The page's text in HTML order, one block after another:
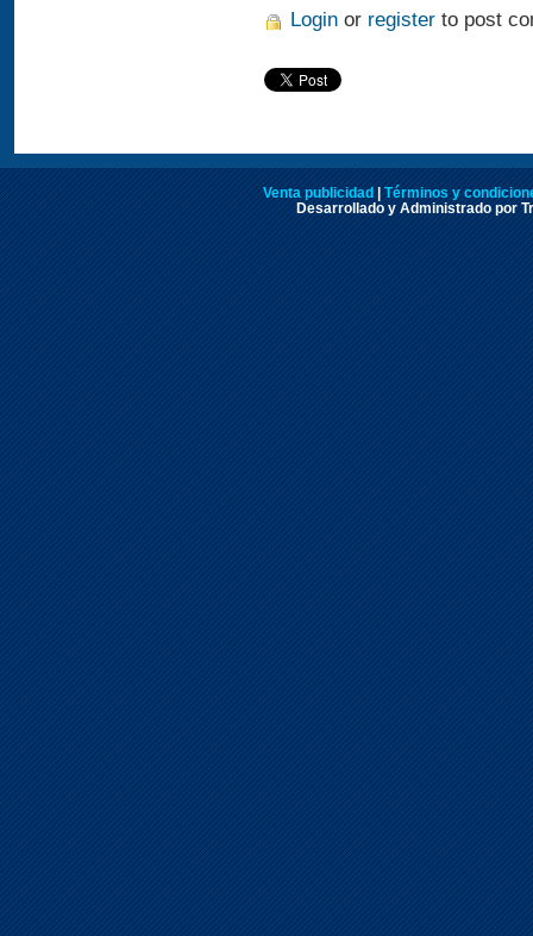
Login or register to post
Venta publicidad | Términos y
Desarrollado y Administrado por